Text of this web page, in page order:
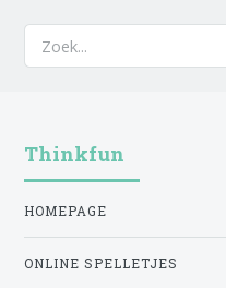
Thinkfun
HOMEPAGE
ONLINE SPELLETJES